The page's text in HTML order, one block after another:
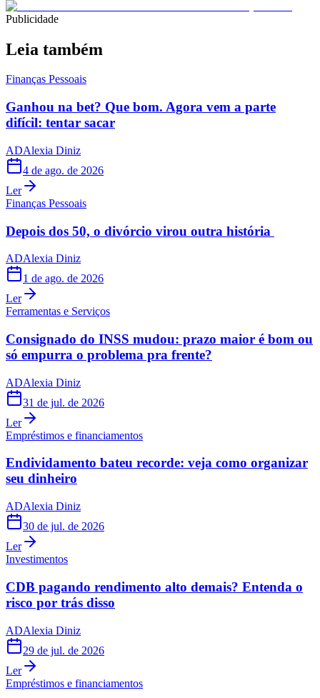
Publicidade
Leia também
Finanças Pessoais
Ganhou na bet? Que bom. Agora vem a parte
difícil: tentar sacar
ADAlexia Diniz
4 de ago. de 2026
Ler
Finanças Pessoais
Depois dos 50, o divórcio virou outra história
ADAlexia Diniz
1 de ago. de 2026
Ler
Ferramentas e Serviços
Consignado do INSS mudou: prazo maior é bom ou
só empurra o problema pra frente?
ADAlexia Diniz
31 de jul. de 2026
Ler
Empréstimos e financiamentos
Endividamento bateu recorde: veja como organizar
seu dinheiro
ADAlexia Diniz
30 de jul. de 2026
Ler
Investimentos
CDB pagando rendimento alto demais? Entenda o
risco por trás disso
ADAlexia Diniz
29 de jul. de 2026
Ler
Empréstimos e financiamentos